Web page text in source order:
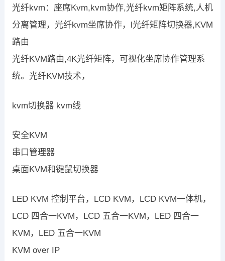
光纤kvm：座席Kvm,kvm协作,光纤kvm矩阵系统,人机
分离管理，光纤kvm坐席协作，l光纤矩阵切换器,KVM
路由
光纤KVM路由,4K光纤矩阵，可视化坐席协作管理系
统。光纤KVM技术，
kvm切换器 kvm线
安全KVM
串口管理器
桌面KVM和键鼠切换器
LED KVM 控制平台，LCD KVM，LCD KVM一体机，
LCD 四合一KVM，LCD 五合一KVM，LED 四合一
KVM，LED 五合一KVM
KVM over IP